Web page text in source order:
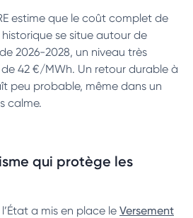
estime que le coût complet de
se situe autour de
2026-2028, un niveau très
de 42 €/MWh. Un retour durable à
peu probable, même dans un
calme.
qui protège les
l’État a mis en place le Versement